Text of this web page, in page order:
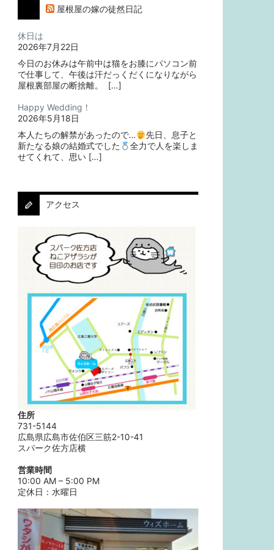
屋根屋の嫁の徒然日記
休日は
2026年7月22日
今日のお休みは午前中は猫をお膝にパソコン前
で仕事して、午後は汗だっくだくになりながら
屋根裏部屋の断捨離。⁡ ⁡ […]
Happy Wedding！
2026年5月18日
本人たちの解禁があったので…
⁡⁡先日、息子と
新たなる娘の結婚式でした
⁡⁡⁡全力で人を楽しま
せてくれて、思い […]
アクセス
住所
731-5144
広島県広島市佐伯区三筋2-10-41
スパーク佐方店横
営業時間
10:00 AM – 5:00 PM
定休日：水曜日